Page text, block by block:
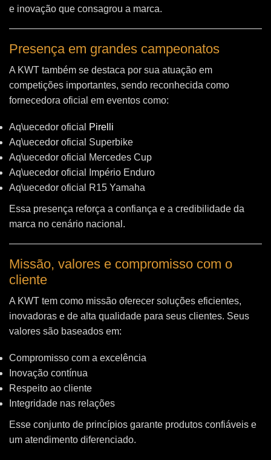
e inovação que consagrou a marca.
Presença em grandes campeonatos
A KWT também se destaca por sua atuação em
competições importantes, sendo reconhecida como
fornecedora oficial em eventos como:
Aq\uecedor oficial
Pirelli
Aq\uecedor oficial Superbike
Aq\uecedor oficial Mercedes Cup
Aq\uecedor oficial Império Enduro
Aq\uecedor oficial R15 Yamaha
Essa presença reforça a confiança e a credibilidade da
marca no cenário nacional.
Missão, valores e compromisso com o
cliente
A KWT tem como missão oferecer soluções eficientes,
inovadoras e de alta qualidade para seus clientes. Seus
valores são baseados em:
Compromisso com a excelência
Inovação contínua
Respeito ao cliente
Integridade nas relações
Esse conjunto de princípios garante produtos confiáveis e
um atendimento diferenciado.